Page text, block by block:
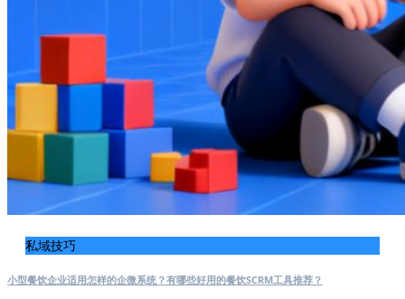
私域技巧
小型餐饮企业适用怎样的企微系统？有哪些好用的餐饮SCRM工具推荐？